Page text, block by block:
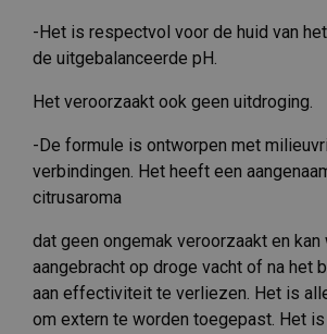
-Het is respectvol voor de huid van
de uitgebalanceerde pH.
Het veroorzaakt ook geen uitdroging.
-De formule is ontworpen met
verbindingen. Het heeft een
citrusaroma
dat geen ongemak veroorzaakt en kan
aangebracht op droge vacht of na het
aan effectiviteit te verliezen. Het is
om extern te worden toegepast. Het is